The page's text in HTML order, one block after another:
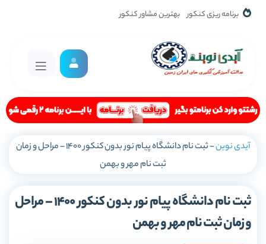
برنامه ریزی کنکور بهترین مشاور کنکور
آیدی نوین-
ثبت نام دانشگاه پیام نور بدون کنکور 1400 – مراحل و زمان
ثبت نام مهر و بهمن
ثبت نام دانشگاه پیام نور بدون کنکور 1400 – مراحل
و زمان ثبت نام مهر و بهمن